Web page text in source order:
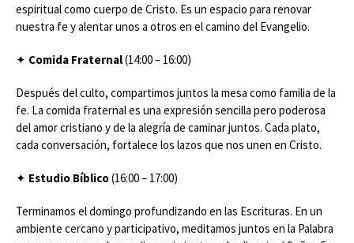
espiritual como cuerpo de Cristo. Es un espacio para renovar
nuestra fe y alentar unos a otros en el camino del Evangelio.
✦ Comida Fraternal(14:00 – 16:00)
Después del culto, compartimos juntos la mesa como familia de la
fe. La comida fraternal es una expresión sencilla pero poderosa
del amor cristiano y de la alegría de caminar juntos. Cada plato,
cada conversación, fortalece los lazos que nos unen en Cristo.
✦ Estudio Bíblico(16:00 – 17:00)
Terminamos el domingo profundizando en las Escrituras. En un
ambiente cercano y participativo, meditamos juntos en la Palabra